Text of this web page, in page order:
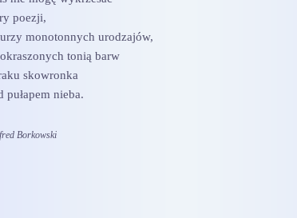
poezji,
monotonnych urodzajów,
tonią barw
skowronka
pułapem nieba.
Borkowski